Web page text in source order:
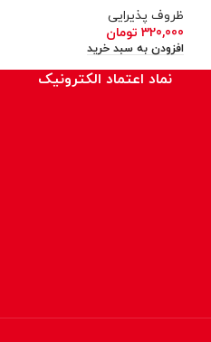
ظروف پذیرایی
320,000 تومان
افزودن به سبد خرید
نماد اعتماد الکترونیک